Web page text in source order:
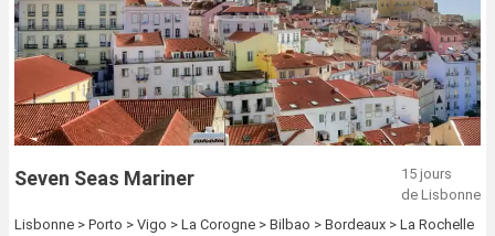
Seven Seas Mariner
15 jours
de Lisbonne
Lisbonne > Porto > Vigo > La Corogne > Bilbao > Bordeaux > La Rochelle